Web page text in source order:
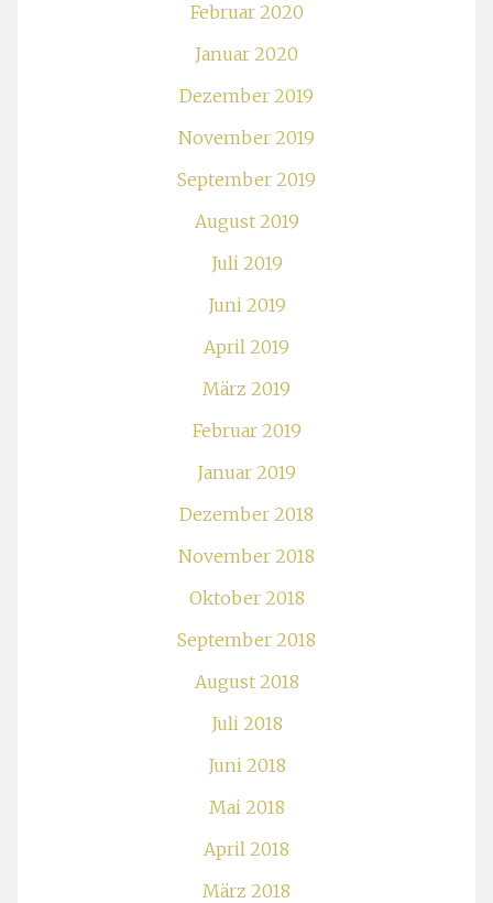
Februar 2020
Januar 2020
Dezember 2019
November 2019
September 2019
August 2019
Juli 2019
Juni 2019
April 2019
März 2019
Februar 2019
Januar 2019
Dezember 2018
November 2018
Oktober 2018
September 2018
August 2018
Juli 2018
Juni 2018
Mai 2018
April 2018
März 2018